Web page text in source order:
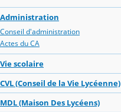
Administration
Conseil d'administration
Actes du CA
Vie scolaire
CVL (Conseil de la Vie Lycéenne)
MDL (Maison Des Lycéens)